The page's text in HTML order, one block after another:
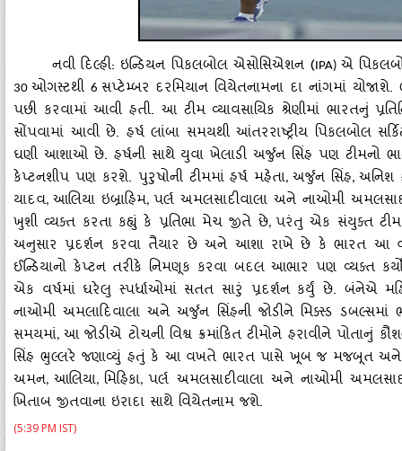
નવી દિલ્હી: ઇન્ડિયન પિકલબોલ એસોસિએશન (IPA) એ
30 ઓગસ્ટથી 6 સપ્ટેમ્બર દરમિયાન વિયેતનામના દા નાંગમાં યોજાશે.
પછી કરવામાં આવી હતી. આ ટીમ વ્યાવસાયિક શ્રેણીમાં ભારતનું
સોંપવામાં આવી છે. હર્ષ લાંબા સમયથી આંતરરાષ્ટ્રીય પિકલબોલ
ઘણી આશાઓ છે. હર્ષની સાથે યુવા ખેલાડી અર્જુન સિંહ પણ ટીમનો
કેપ્ટનશીપ પણ કરશે. પુરુષોની ટીમમાં હર્ષ મહેતા,અર્જુન સિંહ, અનિશ
યાદવ,આલિયા ઇબ્રાહિમ, પર્લ અમલસાદીવાલા અને નાઓમી
ખુશી વ્યક્ત કરતા કહ્યું કે પ્રતિભા મેચ જીતે છે, પરંતુ એક સંયુક્ત ટીમ
અનુસાર પ્રદર્શન કરવા તૈયાર છે અને આશા રાખે છે કે ભારત આ
ઈન્ડિયાનો કેપ્ટન તરીકે નિમણૂક કરવા બદલ આભાર પણ વ્યક્ત
એક વર્ષમાં ઘરેલુ સ્પર્ધાઓમાં સતત સારું પ્રદર્શન કર્યું છે. બંનેએ
નાઓમી અમલાદિવાલા અને અર્જુન સિંહની જોડીને મિક્સ્ડ
સમયમાં, આ જોડીએ ટોચની વિશ્વ ક્રમાંકિત ટીમોને હરાવીને પોતાનું
સિંહ ભુલ્લરે જણાવ્યું હતું કે આ વખતે ભારત પાસે ખૂબ જ મજબૂત અને
અમન,આલિયા, મિહિકા, પર્લ અમલસાદીવાલા અને નાઓમી
ખિતાબ જીતવાના ઇરાદા સાથે વિયેતનામ જશે.
(5:39 PM IST)